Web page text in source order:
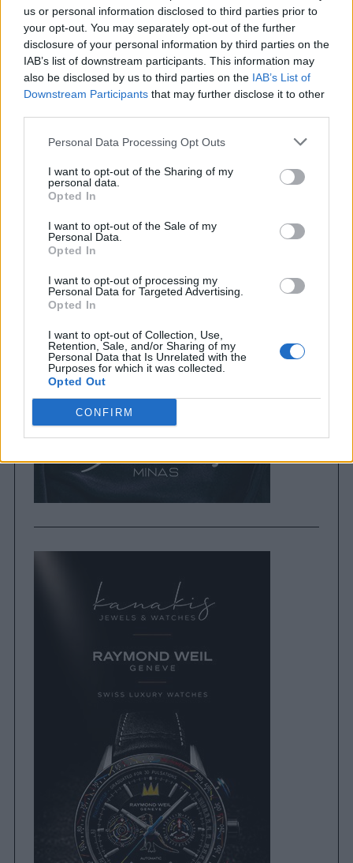
us or personal information disclosed to third parties prior to
your opt-out. You may separately opt-out of the further
disclosure of your personal information by third parties on the
IAB’s list of downstream participants. This information may
also be disclosed by us to third parties on the IAB’s List of
Downstream Participants that may further disclose it to other
Personal Data Processing Opt Outs
I want to opt-out of the Sharing of my
personal data.
Opted In
I want to opt-out of the Sale of my
Personal Data.
Opted In
I want to opt-out of processing my
Personal Data for Targeted Advertising.
Opted In
I want to opt-out of Collection, Use,
Retention, Sale, and/or Sharing of my
Personal Data that Is Unrelated with the
Purposes for which it was collected.
Opted Out
CONFIRM